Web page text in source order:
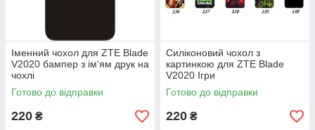
Іменний чохол для ZTE Blade
V2020 бампер з ім'ям друк на
чохлі
Готово до відправки
220 ₴
Силіконовий чохол з
картинкою для ZTE Blade
V2020 Ігри
Готово до відправки
220 ₴